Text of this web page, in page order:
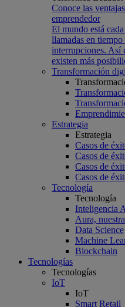
Conoce las
emprendedor
El mundo está
llamadas en
interrupciones. Así
existen más
Transformación
Estrategia
Estrategia
Casos de
Casos de
Casos de
Casos de
Tecnología
Tecnología
Inteligencia
Aura,
Data Science
Machine
Blockchain
Tecnologías
Tecnologías
IoT
IoT
Smart Retail